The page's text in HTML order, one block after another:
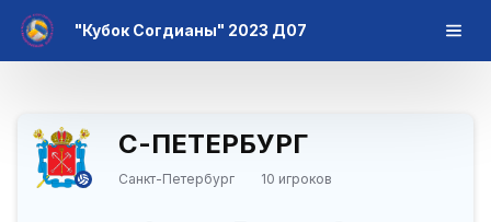
"Кубок Согдианы" 2023 Д07
С-ПЕТЕРБУРГ
Санкт-Петербург 10 игроков